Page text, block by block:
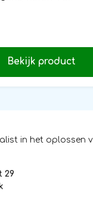
Bekijk product
in het oplossen
29